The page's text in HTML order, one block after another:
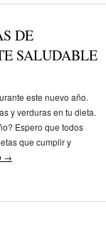
DE
SALUDABLE
este nuevo año.
y verduras en tu dieta.
Espero que todos
que cumplir y
→